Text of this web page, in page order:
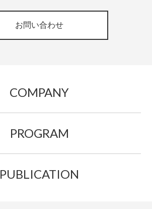
お問い合わせ
COMPANY
PROGRAM
PUBLICATION